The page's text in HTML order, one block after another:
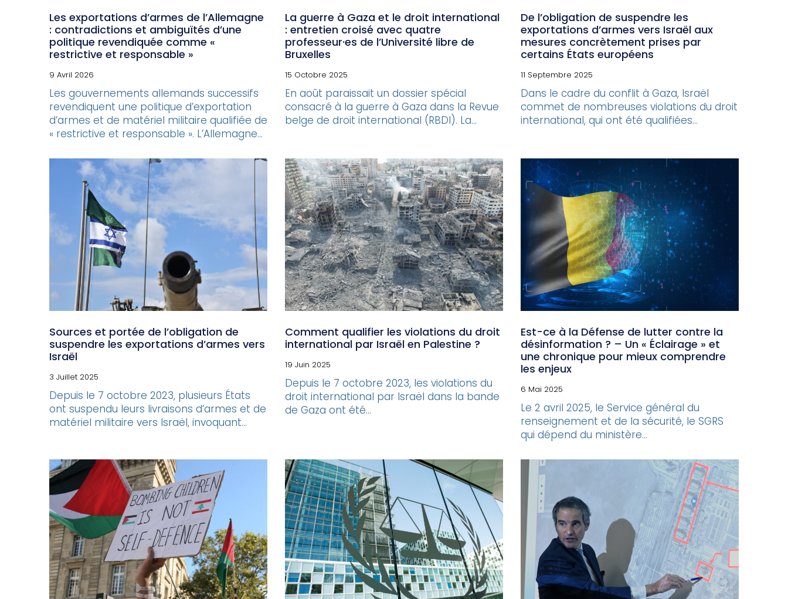
Les exportations d’armes de l’Allemagne
: contradictions et ambiguïtés d’une
politique revendiquée comme «
restrictive et responsable »
9 Avril 2026
Les gouvernements allemands successifs
revendiquent une politique d’exportation
d’armes et de matériel militaire qualifiée de
« restrictive et responsable ». L’Allemagne...
La guerre à Gaza et le droit international
: entretien croisé avec quatre
professeur·es de l’Université libre de
Bruxelles
15 Octobre 2025
En août paraissait un dossier spécial
consacré à la guerre à Gaza dans la Revue
belge de droit international (RBDI). La...
De l’obligation de suspendre les
exportations d’armes vers Israël aux
mesures concrètement prises par
certains États européens
11 Septembre 2025
Dans le cadre du conflit à Gaza, Israël
commet de nombreuses violations du droit
international, qui ont été qualifiées...
Sources et portée de l’obligation de
suspendre les exportations d’armes vers
Israël
3 Juillet 2025
Depuis le 7 octobre 2023, plusieurs États
ont suspendu leurs livraisons d’armes et de
matériel militaire vers Israël, invoquant...
Comment qualifier les violations du droit
international par Israël en Palestine ?
19 Juin 2025
Depuis le 7 octobre 2023, les violations du
droit international par Israël dans la bande
de Gaza ont été...
Est-ce à la Défense de lutter contre la
désinformation ? – Un « Éclairage » et
une chronique pour mieux comprendre
les enjeux
6 Mai 2025
Le 2 avril 2025, le Service général du
renseignement et de la sécurité, le SGRS
qui dépend du ministère...